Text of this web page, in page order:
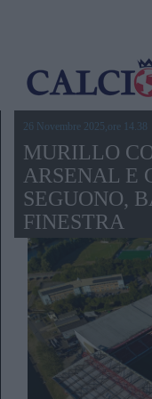
26 Novembre 2025,ore 14.38
MURILLO
ARSENAL E
SEGUONO,
FINESTRA